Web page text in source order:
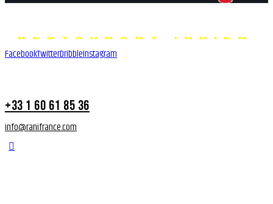
FacebookTwitterDribbleInstagram
+33 1 60 61 85 36
info@ranifrance.com